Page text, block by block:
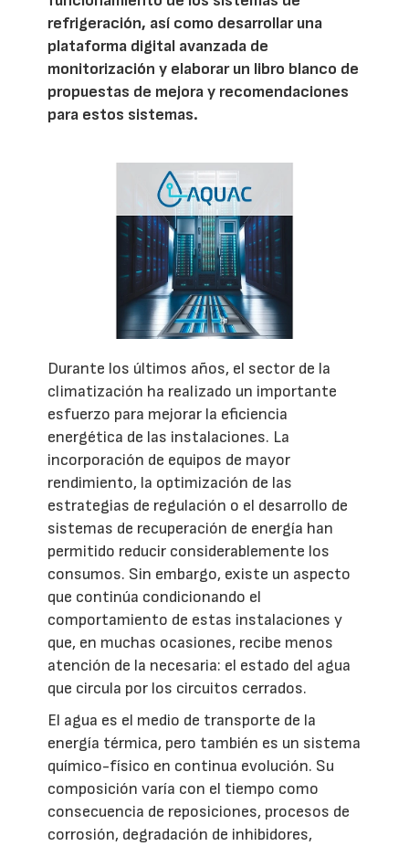
refrigeración, así como desarrollar una
plataforma digital avanzada de
monitorización y elaborar un libro blanco de
propuestas de mejora y recomendaciones
para estos sistemas.
Durante los últimos años, el sector de la
climatización ha realizado un importante
esfuerzo para mejorar la eficiencia
energética de las instalaciones. La
incorporación de equipos de mayor
rendimiento, la optimización de las
estrategias de regulación o el desarrollo de
sistemas de recuperación de energía han
permitido reducir considerablemente los
consumos. Sin embargo, existe un aspecto
que continúa condicionando el
comportamiento de estas instalaciones y
que, en muchas ocasiones, recibe menos
atención de la necesaria: el estado del agua
que circula por los circuitos cerrados.
El agua es el medio de transporte de la
energía térmica, pero también es un sistema
químico-físico en continua evolución. Su
composición varía con el tiempo como
consecuencia de reposiciones, procesos de
corrosión, degradación de inhibidores,